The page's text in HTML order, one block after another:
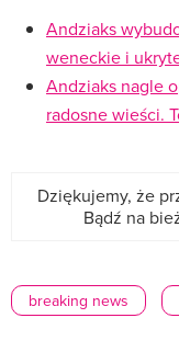
Andziaks
weneckie i
Andziaks nagle
radosne wieści.
Dziękujemy, że
Bądź na
breaking news